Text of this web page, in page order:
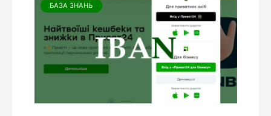
БАЗА ЗНАНЬ